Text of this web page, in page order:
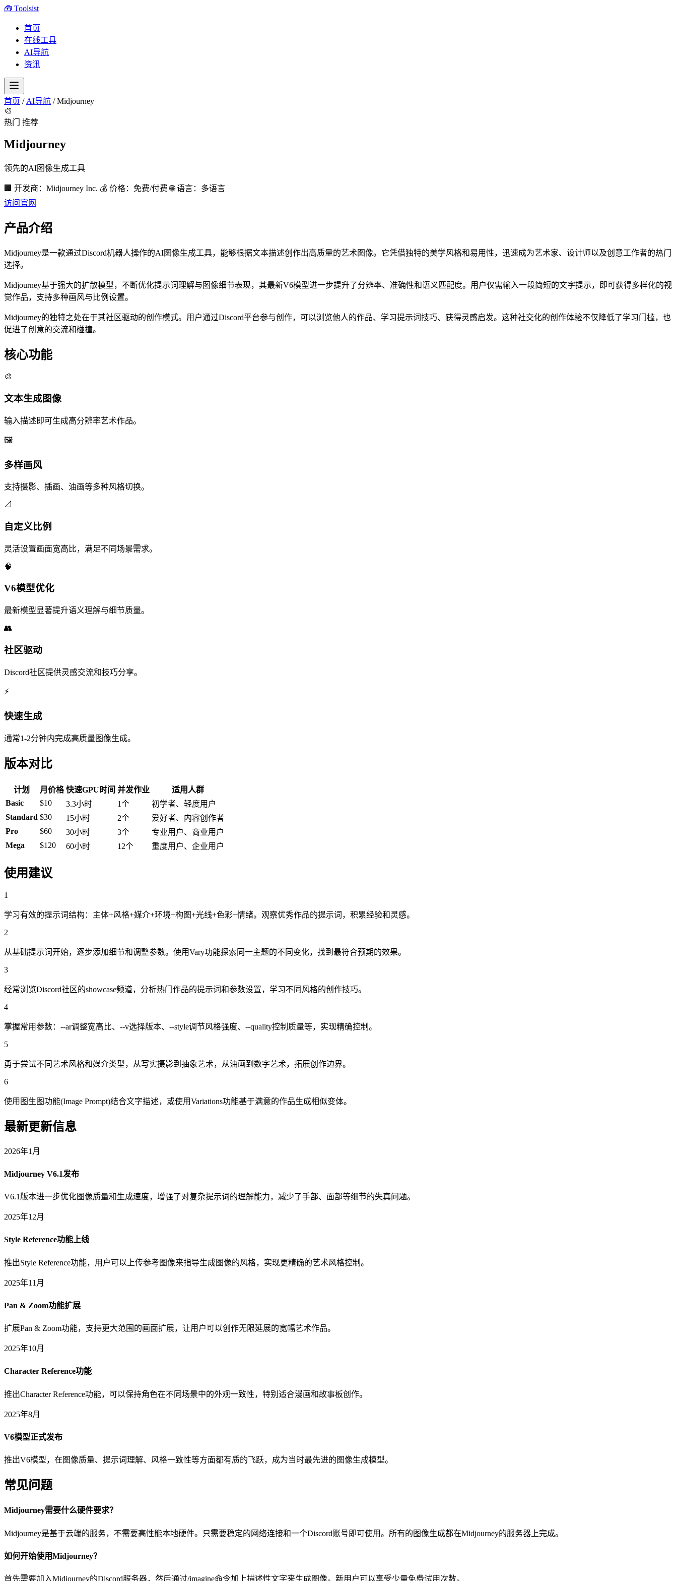
🧰 Toolsist
首页
在线工具
AI导航
资讯
首页 / AI导航 / Midjourney
🎨
热门
推荐
Midjourney
领先的AI图像生成工具
🏢 开发商：Midjourney Inc. 💰 价格：免费/付费 🌐 语言：多语言
访问官网
产品介绍
Midjourney是一款通过Discord机器人操作的AI图像生成工具，能够根据文本描述创作出高质量的艺术图像。它凭借独特的美学风格和易用性，迅速成为艺术家、设计师以及创意工作者的热门
选择。
Midjourney基于强大的扩散模型，不断优化提示词理解与图像细节表现，其最新V6模型进一步提升了分辨率、准确性和语义匹配度。用户仅需输入一段简短的文字提示，即可获得多样化的视
觉作品，支持多种画风与比例设置。
Midjourney的独特之处在于其社区驱动的创作模式。用户通过Discord平台参与创作，可以浏览他人的作品、学习提示词技巧、获得灵感启发。这种社交化的创作体验不仅降低了学习门槛，也
促进了创意的交流和碰撞。
核心功能
🎨
文本生成图像
输入描述即可生成高分辨率艺术作品。
🖼️
多样画风
支持摄影、插画、油画等多种风格切换。
📐
自定义比例
灵活设置画面宽高比，满足不同场景需求。
🧠
V6模型优化
最新模型显著提升语义理解与细节质量。
👥
社区驱动
Discord社区提供灵感交流和技巧分享。
⚡
快速生成
通常1-2分钟内完成高质量图像生成。
版本对比
计划 月价格 快速GPU时间 并发作业
适用人群
Basic
$10 3.3小时 1个
初学者、轻度用户
Standard $30 15小时 2个
爱好者、内容创作者
Pro
$60 30小时 3个
专业用户、商业用户
Mega
$120 60小时 12个 重度用户、企业用户
使用建议
1
学习有效的提示词结构：主体+风格+媒介+环境+构图+光线+色彩+情绪。观察优秀作品的提示词，积累经验和灵感。
2
从基础提示词开始，逐步添加细节和调整参数。使用Vary功能探索同一主题的不同变化，找到最符合预期的效果。
3
经常浏览Discord社区的showcase频道，分析热门作品的提示词和参数设置，学习不同风格的创作技巧。
4
掌握常用参数：--ar调整宽高比、--v选择版本、--style调节风格强度、--quality控制质量等，实现精确控制。
5
勇于尝试不同艺术风格和媒介类型，从写实摄影到抽象艺术，从油画到数字艺术，拓展创作边界。
6
使用图生图功能(Image Prompt)结合文字描述，或使用Variations功能基于满意的作品生成相似变体。
最新更新信息
2026年1月
Midjourney V6.1发布
V6.1版本进一步优化图像质量和生成速度，增强了对复杂提示词的理解能力，减少了手部、面部等细节的失真问题。
2025年12月
Style Reference功能上线
推出Style Reference功能，用户可以上传参考图像来指导生成图像的风格，实现更精确的艺术风格控制。
2025年11月
Pan & Zoom功能扩展
扩展Pan & Zoom功能，支持更大范围的画面扩展，让用户可以创作无限延展的宽幅艺术作品。
2025年10月
Character Reference功能
推出Character Reference功能，可以保持角色在不同场景中的外观一致性，特别适合漫画和故事板创作。
2025年8月
V6模型正式发布
推出V6模型，在图像质量、提示词理解、风格一致性等方面都有质的飞跃，成为当时最先进的图像生成模型。
常见问题
Midjourney需要什么硬件要求？
Midjourney是基于云端的服务，不需要高性能本地硬件。只需要稳定的网络连接和一个Discord账号即可使用。所有的图像生成都在Midjourney的服务器上完成。
如何开始使用Midjourney？
首先需要加入Midjourney的Discord服务器，然后通过/imagine命令加上描述性文字来生成图像。新用户可以享受少量免费试用次数。